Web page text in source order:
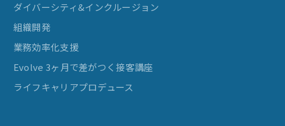
ダイバーシティ&インクルージョン
組織開発
業務効率化支援
Evolve 3ヶ月で差がつく接客講座
ライフキャリアプロデュース